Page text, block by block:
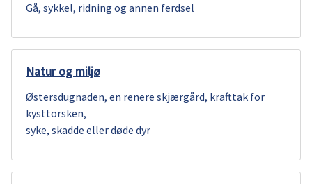
Gå, sykkel, ridning og annen ferdsel
Natur og miljø
Østersdugnaden, en renere skjærgård, krafttak for
kysttorsken,
syke, skadde eller døde dyr